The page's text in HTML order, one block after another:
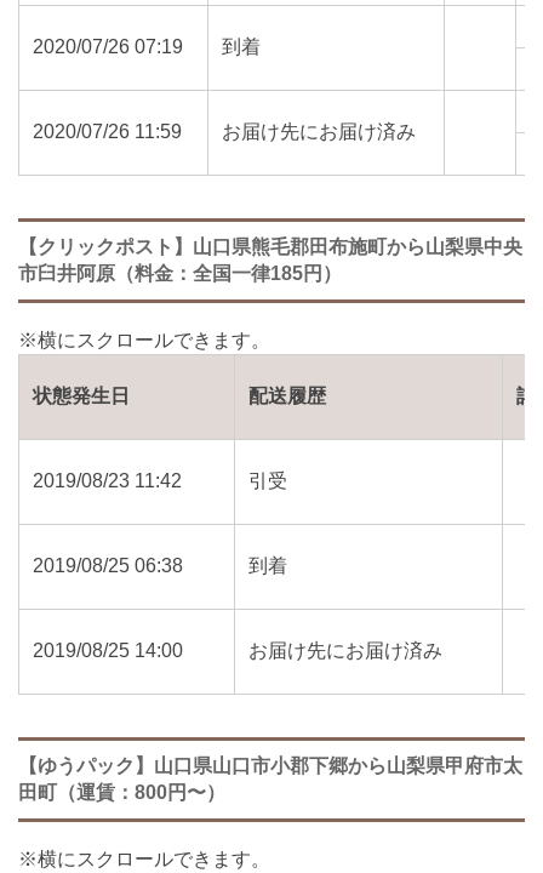
2020/07/26 07:19 到着
2020/07/26 11:59 お届け先にお届け済み
【クリックポスト】山口県熊毛郡田布施町から山梨県中央
市臼井阿原（料金：全国一律185円）
状態発生日 配送履歴 詳
2019/08/23 11:42 引受
2019/08/25 06:38 到着
2019/08/25 14:00 お届け先にお届け済み
【ゆうパック】山口県山口市小郡下郷から山梨県甲府市太
田町（運賃：800円〜）